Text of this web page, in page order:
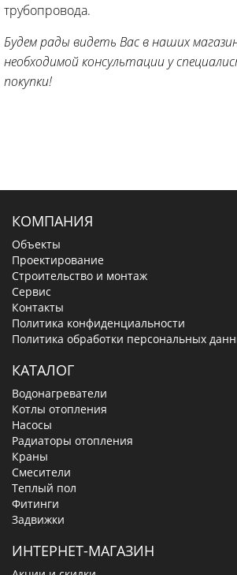
трубопровода.
Будем рады видеть Вас в наших
необходимой консультации у
покупки!
КОМПАНИЯ
Объекты
Проектирование
Строительство и монтаж
Сервис
Контакты
Политика конфиденциальности
Политика обработки персональных
КАТАЛОГ
Водонагреватели
Котлы отопления
Насосы
Радиаторы отопления
Краны
Смесители
Теплый пол
Фитинги
Задвижки
ИНТЕРНЕТ-МАГАЗИН